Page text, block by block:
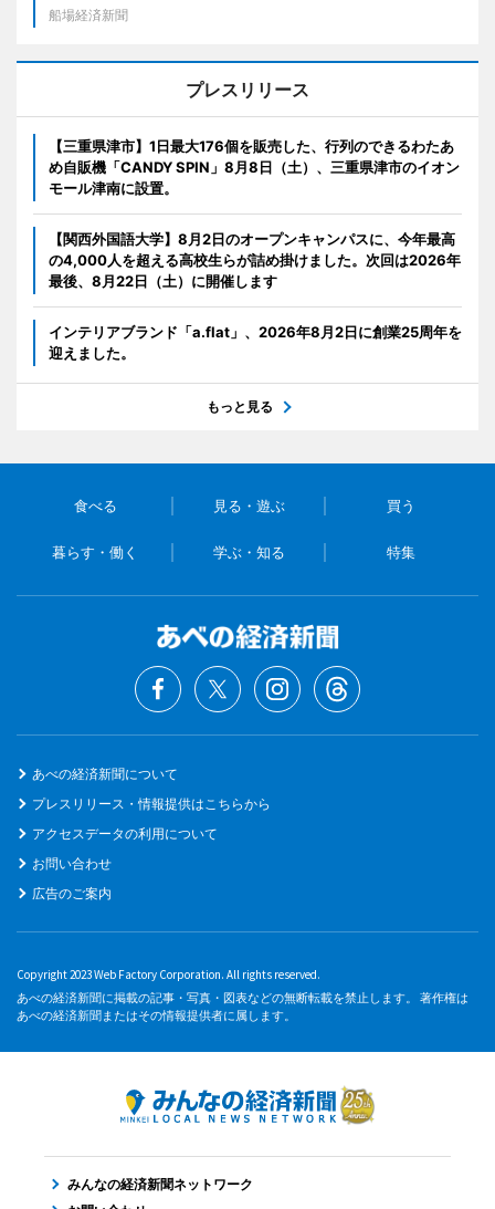
船場経済新聞
プレスリリース
【三重県津市】1日最大176個を販売した、行列のできるわたあ
め自販機「CANDY SPIN」8月8日（土）、三重県津市のイオン
モール津南に設置。
【関西外国語大学】8月2日のオープンキャンパスに、今年最高
の4,000人を超える高校生らが詰め掛けました。次回は2026年
最後、8月22日（土）に開催します
インテリアブランド「a.flat」、2026年8月2日に創業25周年を
迎えました。
もっと見る
食べる 見る・遊ぶ 買う
暮らす・働く 学ぶ・知る 特集
あべの経済新聞について
プレスリリース・情報提供はこちらから
アクセスデータの利用について
お問い合わせ
広告のご案内
Copyright 2023 Web Factory Corporation. All rights reserved.
あべの経済新聞に掲載の記事・写真・図表などの無断転載を禁止します。 著作権は
あべの経済新聞またはその情報提供者に属します。
みんなの経済新聞ネットワーク